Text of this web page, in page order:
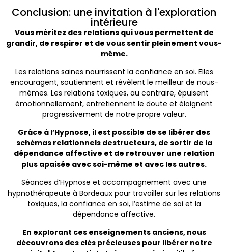
Conclusion: une invitation à l'exploration
intérieure
Vous méritez des relations qui vous permettent de
grandir, de respirer et de vous sentir pleinement vous-
même.
Les relations saines nourrissent la confiance en soi. Elles
encouragent, soutiennent et révèlent le meilleur de nous-
mêmes. Les relations toxiques, au contraire, épuisent
émotionnellement, entretiennent le doute et éloignent
progressivement de notre propre valeur.
Grâce à l’Hypnose, il est possible de se libérer des
schémas relationnels destructeurs, de sortir de la
dépendance affective et de retrouver une relation
plus apaisée avec soi-même et avec les autres.
Séances d’Hypnose et accompagnement avec une
hypnothérapeute à Bordeaux pour travailler sur les relations
toxiques, la confiance en soi, l’estime de soi et la
dépendance affective.
En explorant ces enseignements anciens, nous
découvrons des clés précieuses pour libérer notre